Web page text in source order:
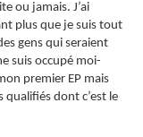
ou jamais. J’ai
plus que je suis tout
gens qui seraient
suis occupé moi-
premier EP mais
qualifiés dont c’est le